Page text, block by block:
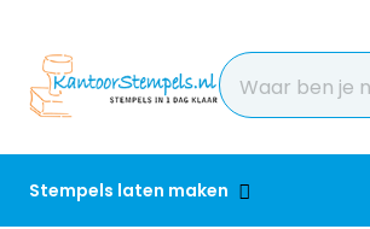
Stempels laten maken